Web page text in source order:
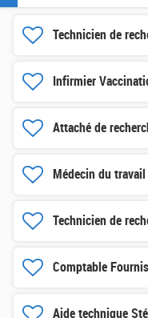
Technicien de
Infirmier
Attaché de
Médecin du
Technicien de
Comptable
Aide technique